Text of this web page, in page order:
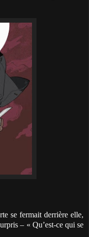
se fermait derrière elle,
– « Qu’est-ce qui se